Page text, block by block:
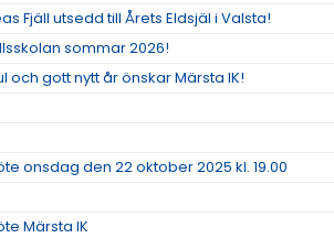
Fjäll utsedd till Årets Eldsjäl i Valsta!
sommar 2026!
och gott nytt år önskar Märsta IK!
onsdag den 22 oktober 2025 kl. 19.00
Märsta IK